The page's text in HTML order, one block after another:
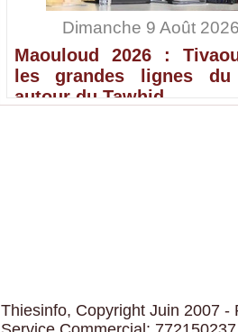
Dimanche 9 Août
Maouloud 2026 :
les grandes lignes du
autour du Tawhid
Thiesinfo, Copyright Juin 2007 -